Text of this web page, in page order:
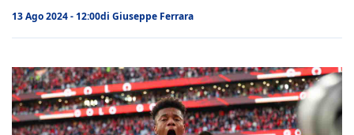
13 Ago 2024 - 12:00di Giuseppe Ferrara